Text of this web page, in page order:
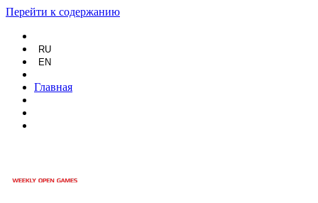
Перейти к содержанию
RU
EN
Главная